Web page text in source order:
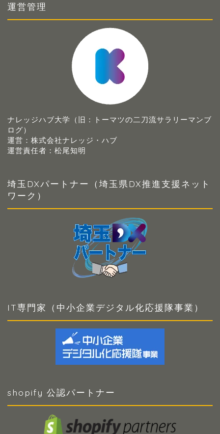
運営管理
ナレッジハブ大学（旧：トーマツの二刀流サラリーマンブ
ログ）
運営：株式会社ナレッジ・ハブ
運営責任者：松尾知明
埼玉DXパートナー（埼玉県DX推進支援ネット
ワーク）
IT専門家（中小企業デジタル化応援隊事業）
shopify 公認パートナー